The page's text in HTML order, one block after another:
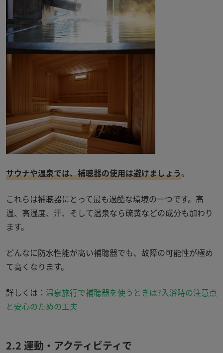
サウナや温泉では、補聴器の使用は避けましょう。
これらは補聴器にとって最も過酷な環境の一つです。高
温、高湿度、汗、そして温泉なら硫黄などの成分も加わり
ます。
どんなに防水性能が高い補聴器でも、故障の可能性が極め
て高くなります。
詳しくは： 温泉旅行で補聴器を使うときは?入浴時の注意点
と安心のための工夫
2.2 運動・アクティビティで